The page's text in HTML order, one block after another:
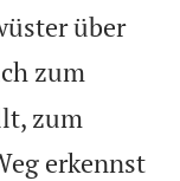
über
zum
zum
erkennst